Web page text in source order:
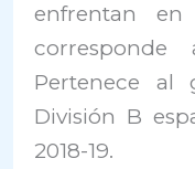
enfrentan
Pertenece al
División B
2018-19.